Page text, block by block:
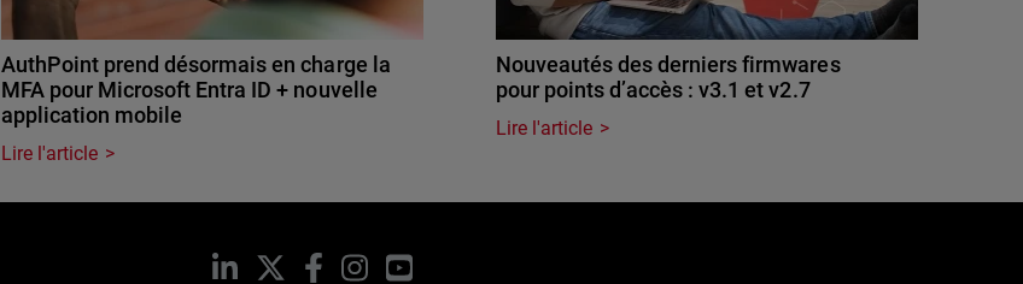
AuthPoint prend désormais en charge la
MFA pour Microsoft Entra ID + nouvelle
application mobile
Lire l'article
Nouveautés des derniers firmwares
pour points d’accès : v3.1 et v2.7
Lire l'article
LinkedIn Facebook
InstagramYouTube